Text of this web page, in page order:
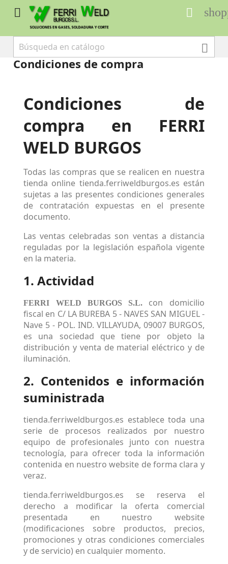
 

Condiciones de compra
Condiciones de
compra en FERRI
WELD BURGOS
Todas las compras que se realicen en nuestra
tienda online tienda.ferriweldburgos.es están
sujetas a las presentes condiciones generales
de contratación expuestas en el presente
documento.
Las ventas celebradas son ventas a distancia
reguladas por la legislación española vigente
en la materia.
1. Actividad
FERRI WELD BURGOS S.L.
con domicilio
fiscal en C/ LA BUREBA 5 - NAVES SAN MIGUEL -
Nave 5 - POL. IND. VILLAYUDA, 09007 BURGOS,
es una sociedad que tiene por objeto la
distribución y venta de material eléctrico y de
iluminación.
2. Contenidos e información
suministrada
tienda.ferriweldburgos.es establece toda una
serie de procesos realizados por nuestro
equipo de profesionales junto con nuestra
tecnología, para ofrecer toda la información
contenida en nuestro website de forma clara y
veraz.
tienda.ferriweldburgos.es se reserva el
derecho a modificar la oferta comercial
presentada en nuestro website
(modificaciones sobre productos, precios,
promociones y otras condiciones comerciales
y de servicio) en cualquier momento.